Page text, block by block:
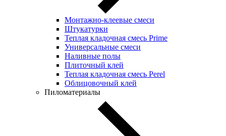
Монтажно-клеевые смеси
Штукатурки
Теплая кладочная смесь Prime
Универсальные смеси
Наливные полы
Плиточный клей
Теплая кладочная смесь Perel
Облицовочный клей
Пиломатериалы